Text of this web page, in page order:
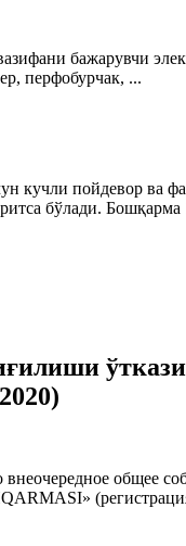
бажарувчи
перфобурчак, ...
кучли пойдевор ва
бўлади. Бошқарма
общее